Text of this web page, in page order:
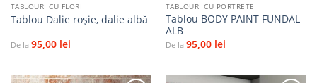
TABLOURI CU FLORI
Tablou Dalie roșie, dalie albă
De la 95,00 lei
TABLOURI CU PORTRETE
Tablou BODY PAINT FUNDAL
ALB
De la 95,00 lei